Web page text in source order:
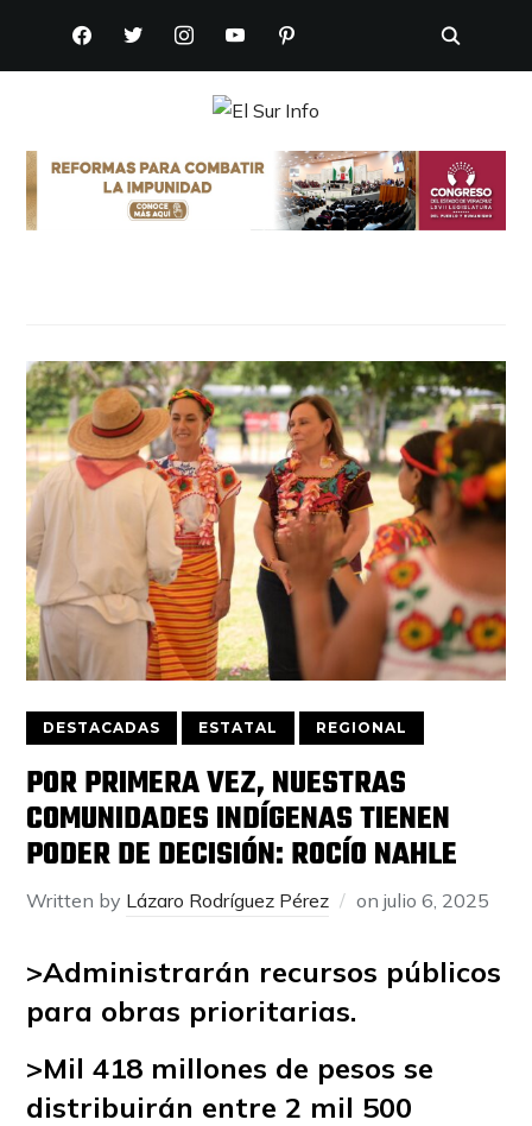
FACEBOOKTWITTERINSTAGRAMYOUTUBEPINTEREST
DESTACADAS ESTATAL REGIONAL
POR PRIMERA VEZ, NUESTRAS
COMUNIDADES INDÍGENAS TIENEN
PODER DE DECISIÓN: ROCÍO NAHLE
Written by Lázaro Rodríguez Pérez onjulio 6, 2025
>Administrarán recursos públicos
para obras prioritarias.
>Mil 418 millones de pesos se
distribuirán entre 2 mil 500